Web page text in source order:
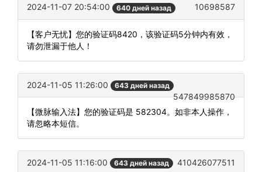
2024-11-07 20:54:00 640 дней назад 10698587
【客户无忧】您的验证码8420，该验证码5分钟内有效，
请勿泄漏于他人！
2024-11-05 11:26:00 643 дней назад
547849985870
【微脉输入法】您的验证码是 582304。如非本人操作，
请忽略本短信。
2024-11-05 11:16:00 643 дней назад 410426077511